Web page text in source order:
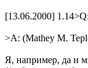
[13.06.2000]
>A: (Mathey M.
Я, например, да и